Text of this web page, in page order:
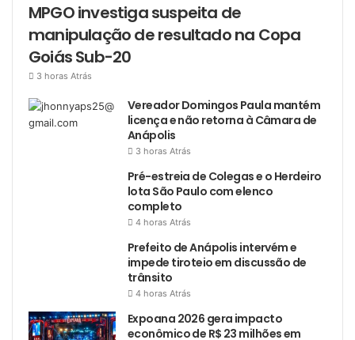
MPGO investiga suspeita de
manipulação de resultado na Copa
Goiás Sub-20
3 horas Atrás
Vereador Domingos Paula mantém
licença e não retorna à Câmara de
Anápolis
3 horas Atrás
Pré-estreia de Colegas e o Herdeiro
lota São Paulo com elenco
completo
4 horas Atrás
Prefeito de Anápolis intervém e
impede tiroteio em discussão de
trânsito
4 horas Atrás
Expoana 2026 gera impacto
econômico de R$ 23 milhões em